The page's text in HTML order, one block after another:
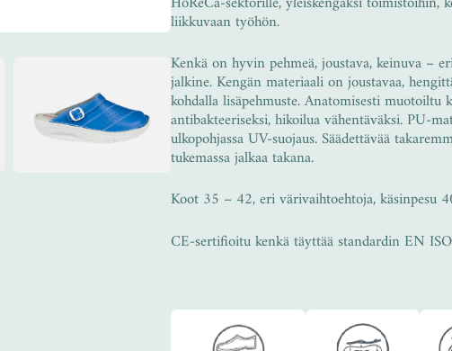
HoReCa-sektorille, yleiskengäksi toimistoihin,
liikkuvaan työhön.
Kenkä on hyvin pehmeä, joustava, keinuva –
jalkine. Kengän materiaali on joustavaa,
kohdalla lisäpehmuste. Anatomisesti muotoiltu
antibakteeriseksi, hikoilua vähentäväksi. PU-
ulkopohjassa UV-suojaus. Säädettävää
tukemassa jalkaa takana.
Koot 35 – 42, eri värivaihtoehtoja, käsinpesu
CE-sertifioitu kenkä täyttää standardin EN